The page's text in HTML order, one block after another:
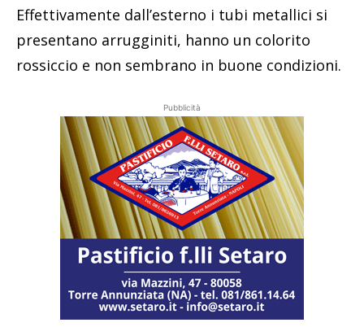
Effettivamente dall’esterno i tubi metallici si
presentano arrugginiti, hanno un colorito
rossiccio e non sembrano in buone condizioni.
Pubblicità